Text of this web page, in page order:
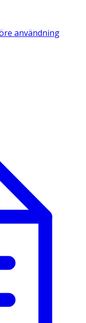
användning